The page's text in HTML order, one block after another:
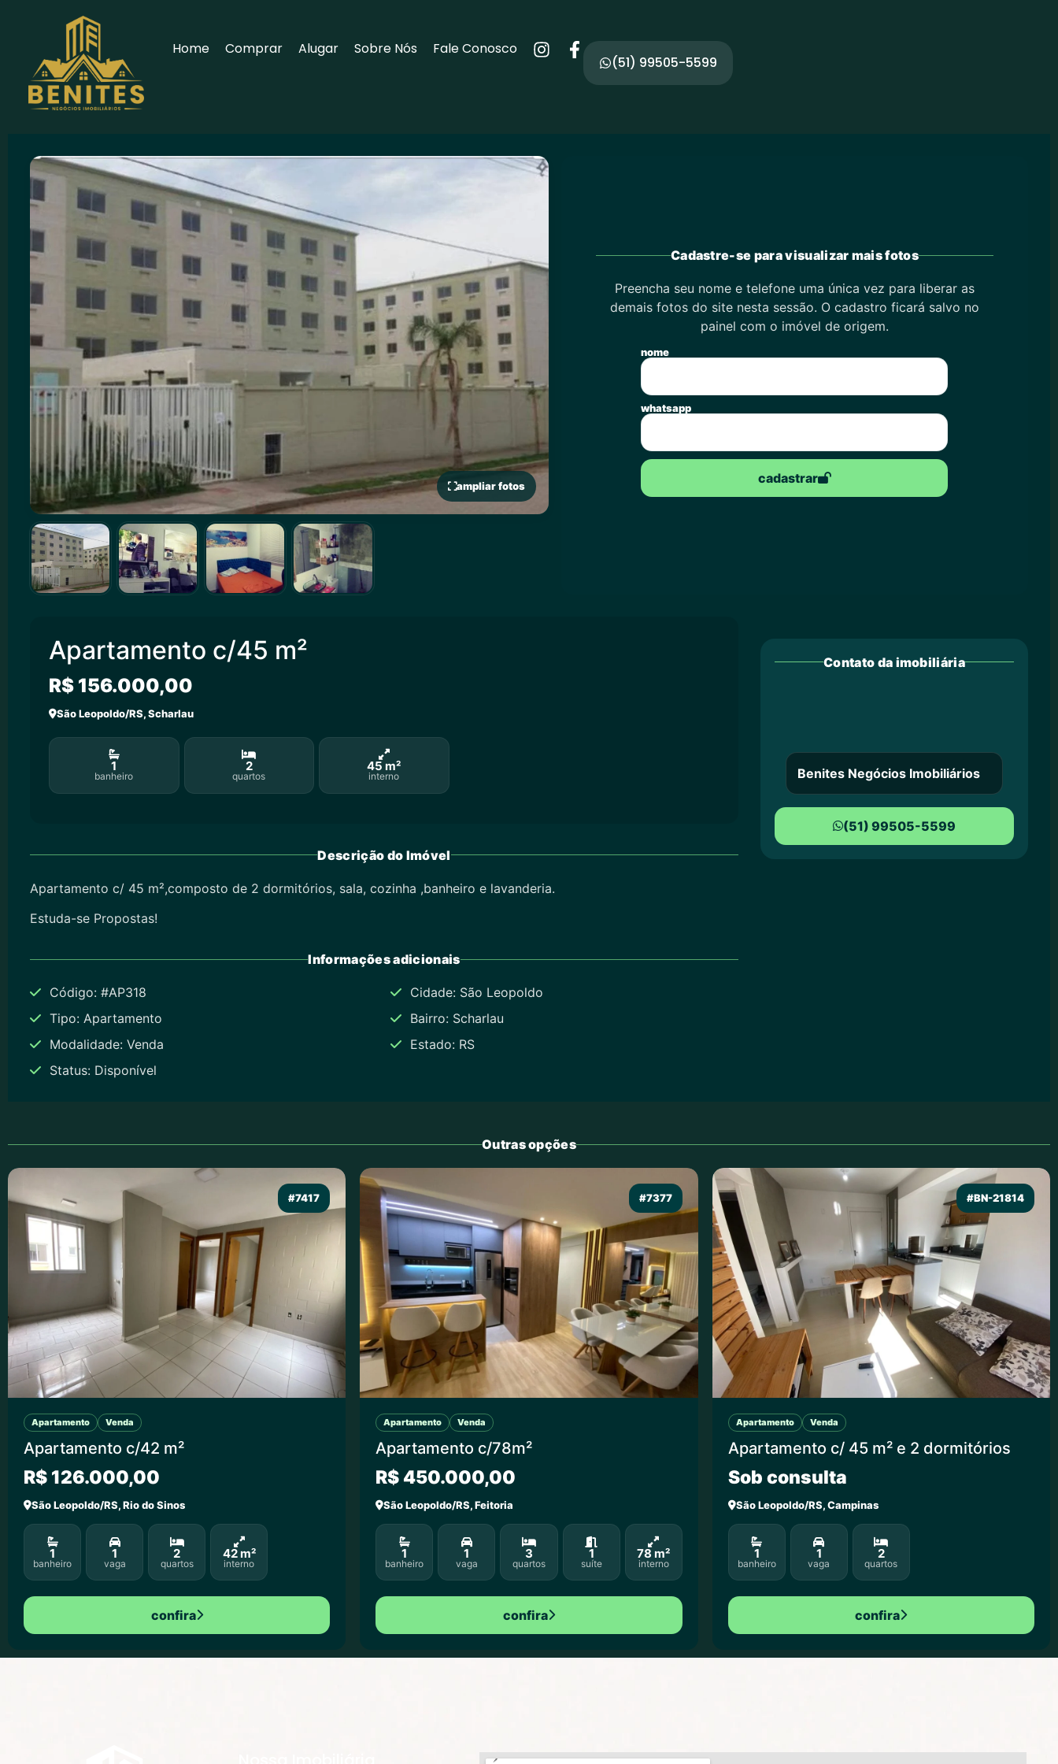
Home Comprar Alugar Sobre Nós Fale Conosco
(51) 99505-5599
ampliar fotos
Cadastre-se para visualizar mais fotos
Preencha seu nome e telefone uma única vez para liberar as
demais fotos do site nesta sessão. O cadastro ficará salvo no
painel com o imóvel de origem.
nome
whatsapp
cadastrar
Apartamento c/45 m²
R$ 156.000,00
São Leopoldo/RS, Scharlau
1
banheiro
2
quartos
45 m²
interno
Descrição do Imóvel
Apartamento c/ 45 m²,composto de 2 dormitórios, sala, cozinha ,banheiro e lavanderia.
Estuda-se Propostas!
Informações adicionais
Código: #AP318
Tipo: Apartamento
Modalidade: Venda
Status: Disponível
Cidade: São Leopoldo
Bairro: Scharlau
Estado: RS
Contato da imobiliária
Benites Negócios Imobiliários
(51) 99505-5599
Outras opções
#7417
Apartamento Venda
Apartamento c/42 m²
R$ 126.000,00
São Leopoldo/RS, Rio do Sinos
1
banheiro
1
vaga
2
quartos
42 m²
interno
confira
#7377
Apartamento Venda
Apartamento c/78m²
R$ 450.000,00
São Leopoldo/RS, Feitoria
1
banheiro
1
vaga
3
quartos
1
suíte
78 m²
interno
confira
#BN-21814
Apartamento Venda
Apartamento c/ 45 m² e 2 dormitórios
Sob consulta
São Leopoldo/RS, Campinas
1
banheiro
1
vaga
2
quartos
confira